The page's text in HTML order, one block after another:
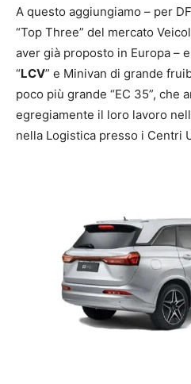
A questo aggiungiamo – per
“Top Three” del mercato
aver già proposto in Europa –
“LCV” e Minivan di grande
poco più grande “EC 35”, che
egregiamente il loro lavoro
nella Logistica presso i Centri